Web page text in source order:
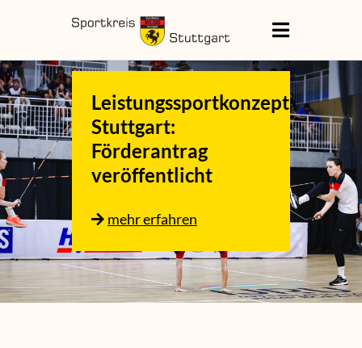
Leistungssportkonzept
Stuttgart:
Förderantrag
veröffentlicht
mehr erfahren